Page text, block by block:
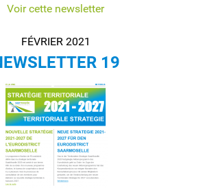
Voir cette newsletter
FÉVRIER 2021
19